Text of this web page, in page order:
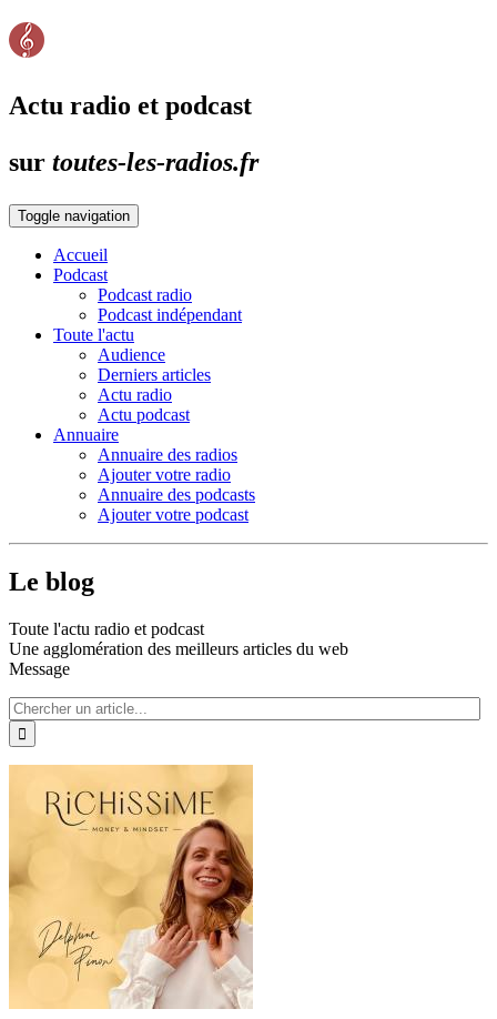
Actu radio et podcast
sur toutes-les-radios.fr
Toggle navigation
Accueil
Podcast
Podcast radio
Podcast indépendant
Toute l'actu
Audience
Derniers articles
Actu radio
Actu podcast
Annuaire
Annuaire des radios
Ajouter votre radio
Annuaire des podcasts
Ajouter votre podcast
Le blog
Toute l'actu radio et podcast
Une agglomération des meilleurs articles du web
Message